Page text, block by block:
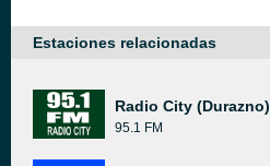
Estaciones relacionadas
Radio City (Durazno)
95.1 FM